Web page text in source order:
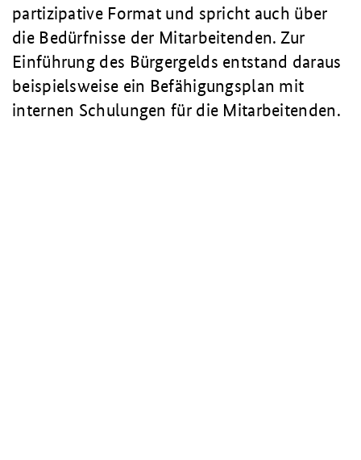
partizipative Format und spricht auch über
die Bedürfnisse der Mitarbeitenden. Zur
Einführung des Bürgergelds entstand daraus
beispielsweise ein Befähigungsplan mit
internen Schulungen für die Mitarbeitenden.